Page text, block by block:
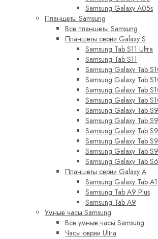
Samsung Galaxy A05s
Планшеты Samsung
Все планшеты Samsung
Планшеты серии Galaxy S
Samsung Tab S11 Ultra
Samsung Tab S11
Samsung Galaxy Tab
Samsung Galaxy Tab
Samsung Galaxy Tab
Samsung Galaxy Tab
Samsung Galaxy Tab
Samsung Galaxy Tab
Samsung Galaxy Tab
Samsung Galaxy Tab
Samsung Galaxy Tab S9
Samsung Galaxy Tab
Планшеты серии Galaxy A
Samsung Galaxy Tab
Samsung Tab A9 Plus
Samsung Tab A9
Умные часы Samsung
Все умные часы Samsung
Часы серии Ultra